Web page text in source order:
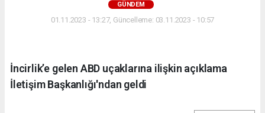
GÜNDEM
01.11.2023 - 13:27, Güncelleme: 03.11.2023 - 10:57
İncirlik’e gelen ABD uçaklarına ilişkin açıklama
İletişim Başkanlığı'ndan geldi